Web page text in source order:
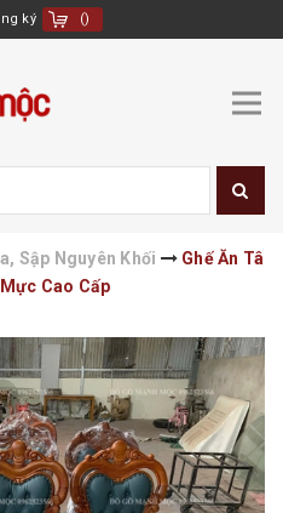
ký ()
Sập Nguyên Khối
Ghế Ăn Tâ
Cao Cấp